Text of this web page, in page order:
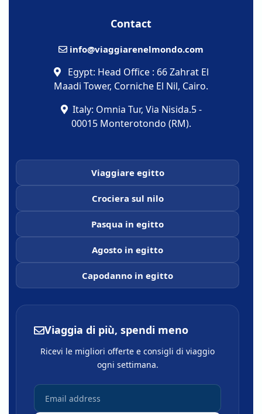
Contact
info@viaggiarenelmondo.com
Egypt: Head Office : 66 Zahrat El
Maadi Tower, Corniche El Nil, Cairo.
Italy: Omnia Tur, Via Nisida.5 -
00015 Monterotondo (RM).
Viaggiare egitto
Crociera sul nilo
Pasqua in egitto
Agosto in egitto
Capodanno in egitto
Viaggia di più, spendi meno
Ricevi le migliori offerte e consigli di viaggio
ogni settimana.